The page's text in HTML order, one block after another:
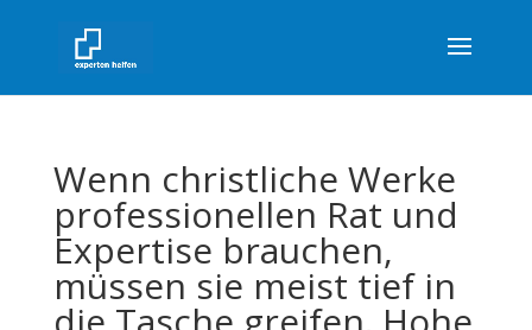
Wenn christliche Werke
professionellen Rat und
Expertise brauchen,
müssen sie meist tief in